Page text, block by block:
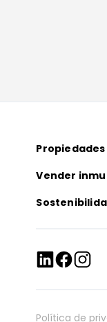
Propiedades
Vender
Política de